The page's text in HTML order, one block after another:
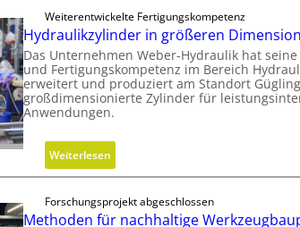
f
d
i
e
n
k
n
u
f
i
o
r
M
V
O
-
C
h
e
c
Weiterentwickelte Fertigungskompetenz
Hydraulikzylinder in größeren
Das Unternehmen Weber-Hydraulik hat
und Fertigungskompetenz im Bereich
erweitert und produziert am Standort
großdimensionierte Zylinder für
Anwendungen.
Weiterlesen:
H
Forschungsprojekt abgeschlossen
Methoden für nachhaltige